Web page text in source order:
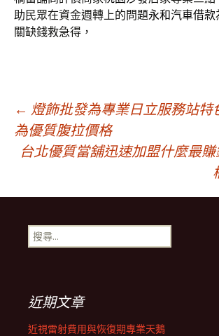
助民眾在資金週轉上的問題永和汽車借款
關缺錢救急得，
文
章
導
航
列
← 燈飾批發為專業日立服務站特
為優質腹拉價格
台北優質當舖迅速加盟什麼最
搜
尋
近期文章
近視雷射費用與恢復期專業天鵝